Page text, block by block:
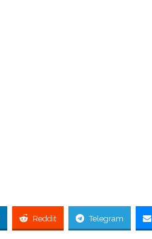
Reddit Telegram